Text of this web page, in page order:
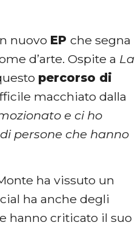
nuovo EPche segna
d’arte. Ospite a La
percorso di
macchiato dalla
e ci ho
persone che hanno
ha vissuto un
ha anche degli
hanno criticato il suo